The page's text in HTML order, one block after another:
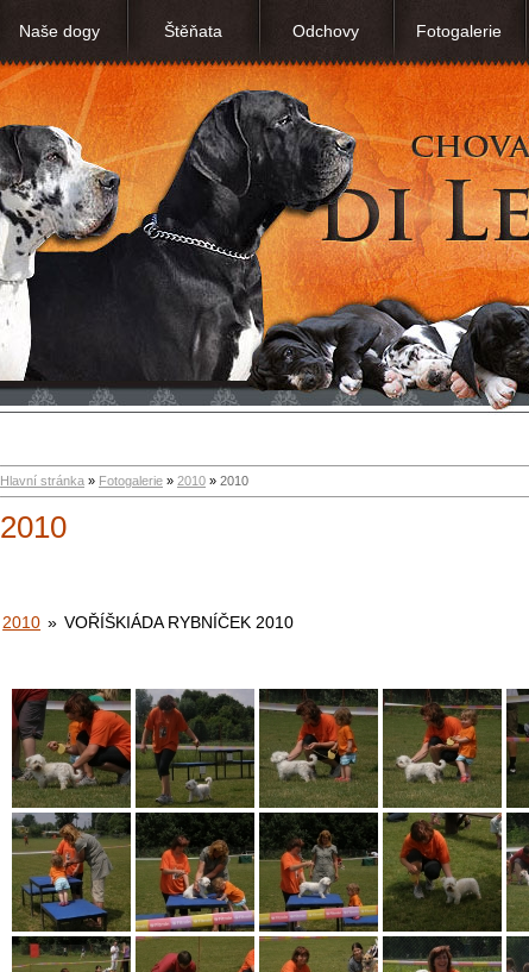
Naše dogy Štěňata Odchovy Fotogalerie
Hlavní stránka » Fotogalerie » 2010 » 2010
2010
2010 » VOŘÍŠKIÁDA RYBNÍČEK 2010